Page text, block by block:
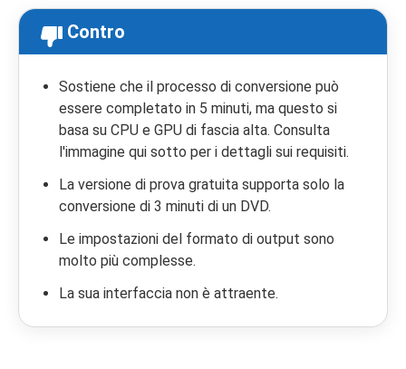
Contro
Sostiene che il processo di conversione può
essere completato in 5 minuti, ma questo si
basa su CPU e GPU di fascia alta. Consulta
l'immagine qui sotto per i dettagli sui requisiti.
La versione di prova gratuita supporta solo la
conversione di 3 minuti di un DVD.
Le impostazioni del formato di output sono
molto più complesse.
La sua interfaccia non è attraente.